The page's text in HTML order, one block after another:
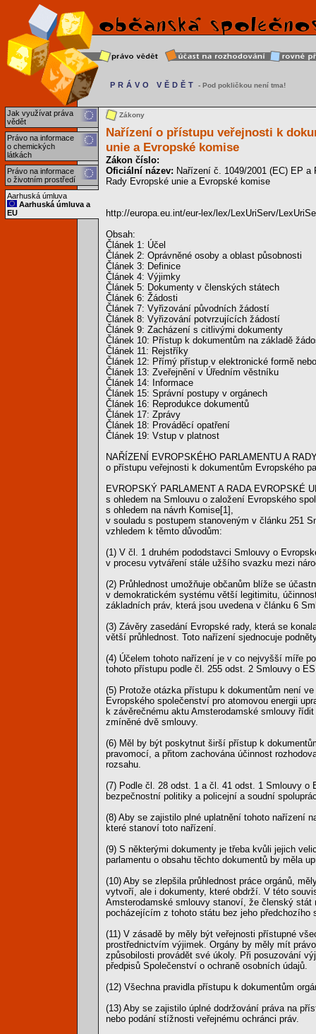
Jak využívat práva
vědět
Právo na informace
o chemických
látkách
Právo na informace
o životním prostředí
Aarhuská úmluva
Aarhuská úmluva a
EU
PRÁVO VĚDĚT - Pod pokličkou není tma!
Zákony
Nařízení o přístupu veřejnosti k
unie a Evropské komise
Zákon číslo:
Oficiální název: Nařízení č. 1049/2001 (EC) EP
Rady Evropské unie a Evropské komise
http://europa.eu.int/eur-lex/lex/LexUriServ/
Obsah:
Článek 1: Účel
Článek 2: Oprávněné osoby a oblast působnosti
Článek 3: Definice
Článek 4: Výjimky
Článek 5: Dokumenty v členských státech
Článek 6: Žádosti
Článek 7: Vyřizování původních žádostí
Článek 8: Vyřizování potvrzujících žádostí
Článek 9: Zacházení s citlivými dokumenty
Článek 10: Přístup k dokumentům na základě
Článek 11: Rejstříky
Článek 12: Přímý přístup v elektronické formě
Článek 13: Zveřejnění v Úředním věstníku
Článek 14: Informace
Článek 15: Správní postupy v orgánech
Článek 16: Reprodukce dokumentů
Článek 17: Zprávy
Článek 18: Prováděcí opatření
Článek 19: Vstup v platnost
NAŘÍZENÍ EVROPSKÉHO PARLAMENTU A
o přístupu veřejnosti k dokumentům Evropského
EVROPSKÝ PARLAMENT A RADA EVROPSKÉ
s ohledem na Smlouvu o založení Evropského
s ohledem na návrh Komise[1],
v souladu s postupem stanoveným v článku 251
vzhledem k těmto důvodům:
(1) V čl. 1 druhém pododstavci Smlouvy o
v procesu vytváření stále užšího svazku mezi
(2) Průhlednost umožňuje občanům blíže se
v demokratickém systému větší legitimitu,
základních práv, která jsou uvedena v článku 6
(3) Závěry zasedání Evropské rady, která se
větší průhlednost. Toto nařízení sjednocuje
(4) Účelem tohoto nařízení je v co nejvyšší míře
tohoto přístupu podle čl. 255 odst. 2 Smlouvy o
(5) Protože otázka přístupu k dokumentům není
Evropského společenství pro atomovou energii
k závěrečnému aktu Amsterodamské smlouvy
zmíněné dvě smlouvy.
(6) Měl by být poskytnut širší přístup k
pravomocí, a přitom zachována účinnost
rozsahu.
(7) Podle čl. 28 odst. 1 a čl. 41 odst. 1 Smlouvy o
bezpečnostní politiky a policejní a soudní
(8) Aby se zajistilo plné uplatnění tohoto nařízení
které stanoví toto nařízení.
(9) S některými dokumenty je třeba kvůli jejich
parlamentu o obsahu těchto dokumentů by měla
(10) Aby se zlepšila průhlednost práce orgánů,
vytvoří, ale i dokumenty, které obdrží. V této
Amsterodamské smlouvy stanoví, že členský stát
pocházejícím z tohoto státu bez jeho předchozího
(11) V zásadě by měly být veřejnosti přístupné
prostřednictvím výjimek. Orgány by měly mít
způsobilosti provádět své úkoly. Při posuzování
předpisů Společenství o ochraně osobních údajů.
(12) Všechna pravidla přístupu k dokumentům
(13) Aby se zajistilo úplné dodržování práva na
nebo podání stížnosti veřejnému ochránci práv.